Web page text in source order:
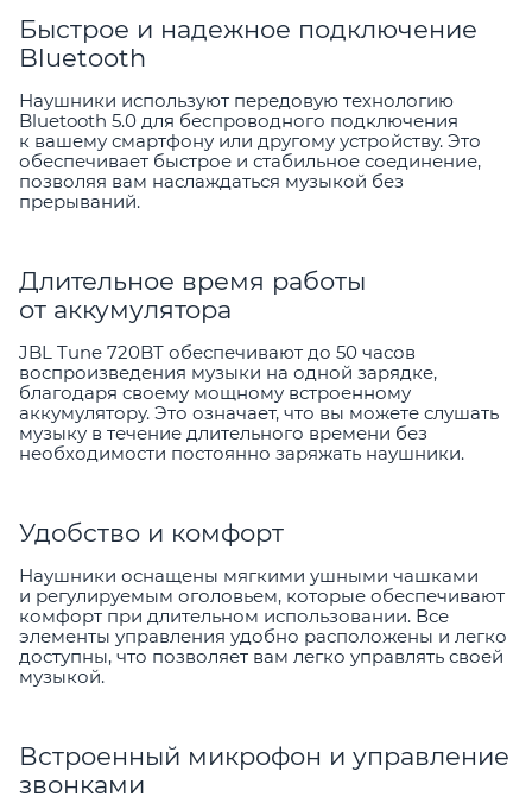
Быстрое и надежное подключение
Bluetooth
Наушники используют передовую технологию
Bluetooth 5.0 для беспроводного подключения
к вашему смартфону или другому устройству. Это
обеспечивает быстрое и стабильное соединение,
позволяя вам наслаждаться музыкой без
прерываний.
Длительное время работы
от аккумулятора
JBL Tune 720BT обеспечивают до 50 часов
воспроизведения музыки на одной зарядке,
благодаря своему мощному встроенному
аккумулятору. Это означает, что вы можете слушать
музыку в течение длительного времени без
необходимости постоянно заряжать наушники.
Удобство и комфорт
Наушники оснащены мягкими ушными чашками
и регулируемым оголовьем, которые обеспечивают
комфорт при длительном использовании. Все
элементы управления удобно расположены и легко
доступны, что позволяет вам легко управлять своей
музыкой.
Встроенный микрофон и управление
звонками